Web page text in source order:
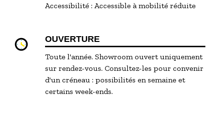
Accessibilité : Accessible à mobilité réduite
OUVERTURE
Toute l'année. Showroom ouvert uniquement
sur rendez-vous. Consultez-les pour convenir
d'un créneau : possibilités en semaine et
certains week-ends.